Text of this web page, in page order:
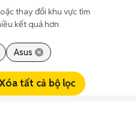
thay đổi khu vực tìm
kết quả hơn
Asus
tất cả bộ lọc